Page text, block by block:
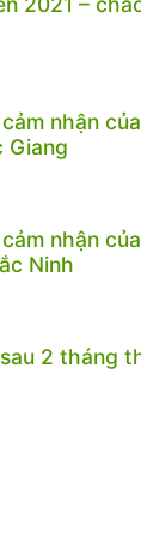
nhận của
Giang
nhận của
Ninh
2 tháng